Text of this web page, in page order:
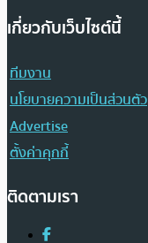
เกี่ยวกับเว็บไซต์นี้
ทีมงาน
นโยบายความเป็นส่วนตัว
Advertise
ตั้งค่าคุกกี้
ติดตามเรา